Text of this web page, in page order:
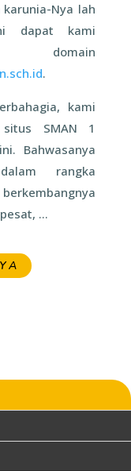
Nya lah
dapat kami
domain
.
kami
SMAN 1
Bahwasanya
rangka
…